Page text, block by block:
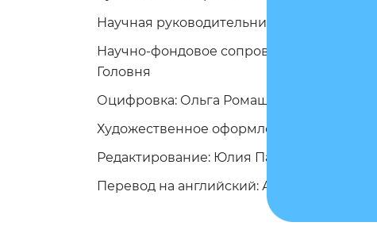
Научная руководительница проекта и
Научно-фондовое сопровождение:
Головня
Оцифровка: Ольга Ромаш
Художественное оформление: Елена
Редактирование: Юлия Патлань, Богдана
Перевод на английский: Андрей